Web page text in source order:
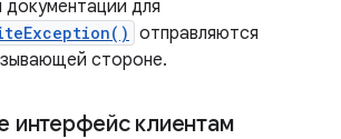
документации для
отправляются
стороне.
интерфейс клиентам